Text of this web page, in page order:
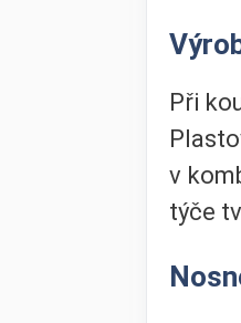
Při
v
týče